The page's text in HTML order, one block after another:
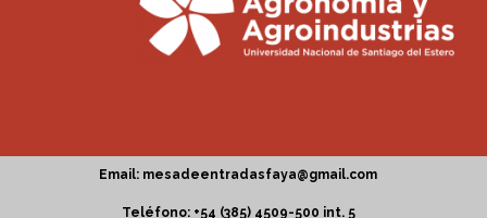
Email: mesadeentradasfaya@gmail.com
Teléfono: +54 (385) 4509-500 int. 5